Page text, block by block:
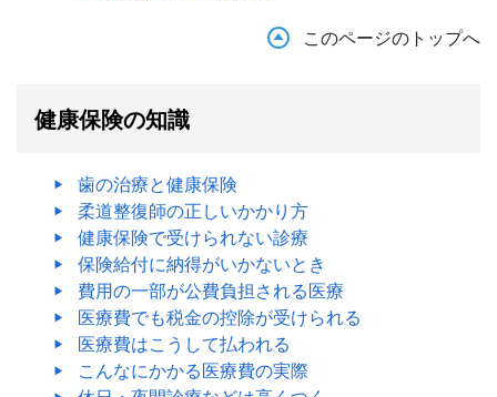
このページのトップへ
健康保険の知識
歯の治療と健康保険
柔道整復師の正しいかかり方
健康保険で受けられない診療
保険給付に納得がいかないとき
費用の一部が公費負担される医療
医療費でも税金の控除が受けられる
医療費はこうして払われる
こんなにかかる医療費の実際